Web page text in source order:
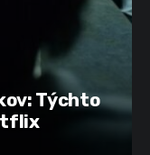
Týchto